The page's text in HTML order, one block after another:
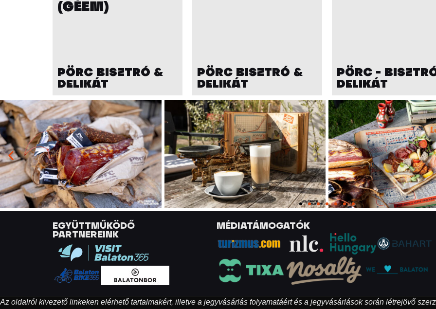
(GÉEM)
PÖRC BISZTRÓ &
DELIKÁT
PÖRC BISZTRÓ &
DELIKÁT
PÖRC -
DELIKÁT
EGYÜTTMŰKÖDŐ
PARTNEREINK
MÉDIATÁMOGATÓK
Az oldalról kivezető linkeken elérhető tartalmakért, illetve a jegyvásárlás folyamatáért és a jegyvásárlások során létrejövő